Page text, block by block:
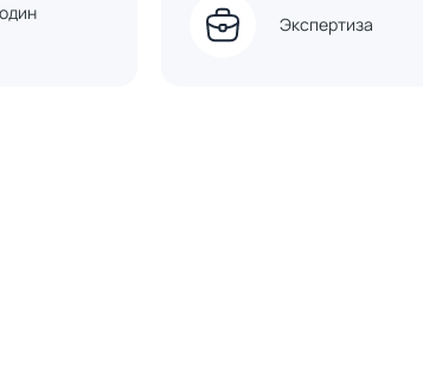
Экспертиза